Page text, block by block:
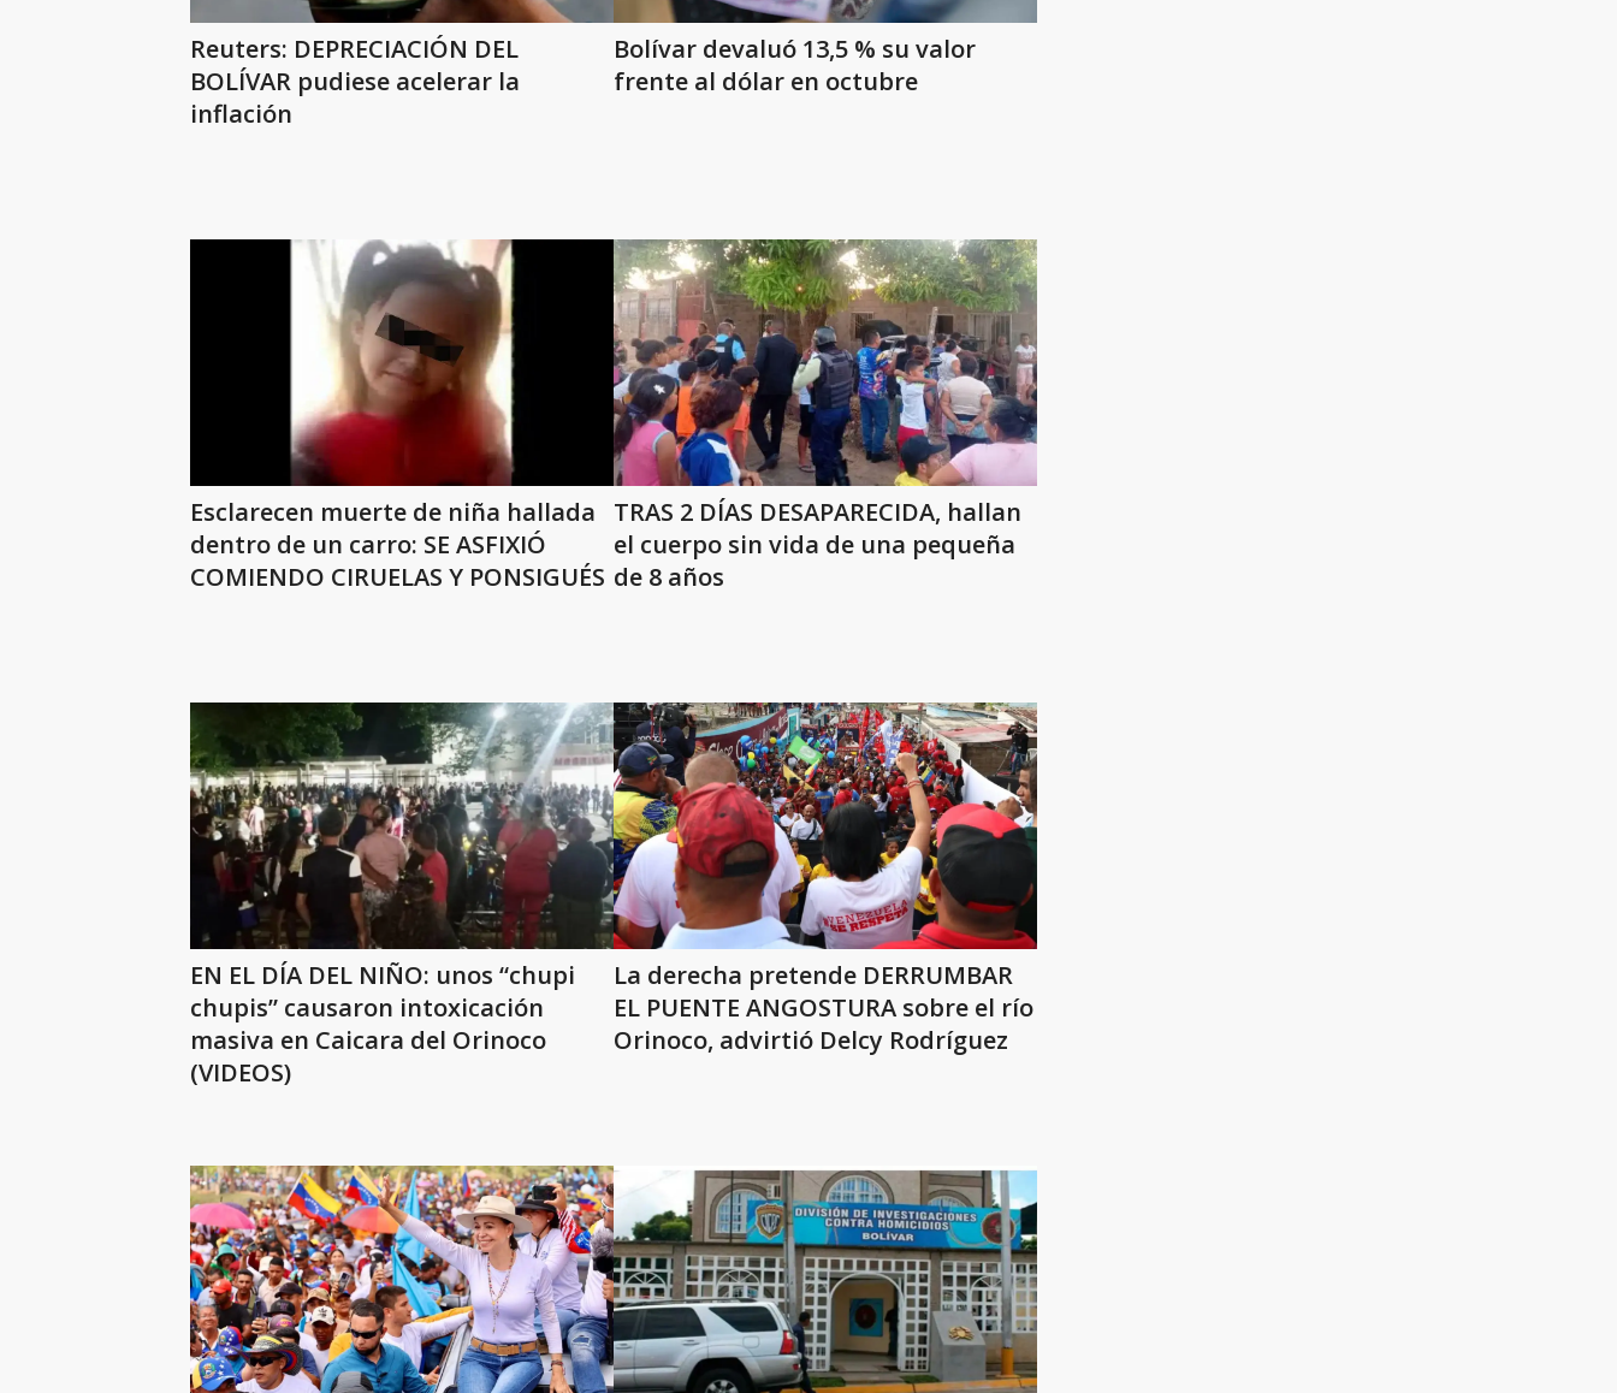
Reuters: DEPRECIACIÓN DEL
BOLÍVAR pudiese acelerar la
inflación
Bolívar devaluó 13,5 % su valor
frente al dólar en octubre
Esclarecen muerte de niña hallada
dentro de un carro: SE ASFIXIÓ
COMIENDO CIRUELAS Y PONSIGUÉS
TRAS 2 DÍAS DESAPARECIDA, hallan
el cuerpo sin vida de una pequeña
de 8 años
EN EL DÍA DEL NIÑO: unos “chupi
chupis” causaron intoxicación
masiva en Caicara del Orinoco
(VIDEOS)
La derecha pretende DERRUMBAR
EL PUENTE ANGOSTURA sobre el río
Orinoco, advirtió Delcy Rodríguez